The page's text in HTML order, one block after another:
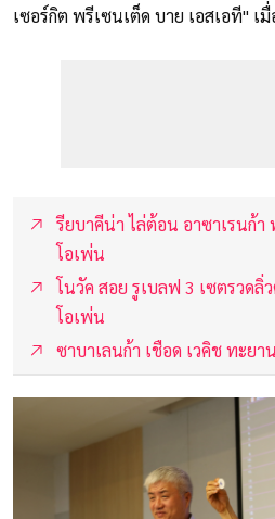
เซอร์กิต พรีเซนเต็ด บาย เอสเอที"
รียบาคีน่า ไล่ต้อน อาซาเรนก้า
โอเพ่น
โนวัค สอย รูเบลฟ 3 เซตรวดลิ่
โอเพ่น
ซาบาเลนก้า เชือด เวคิช ทะย